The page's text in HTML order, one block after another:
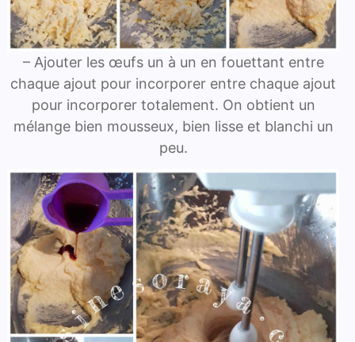
– Ajouter les œufs un à un en fouettant entre
chaque ajout pour incorporer entre chaque ajout
pour incorporer totalement. On obtient un
mélange bien mousseux, bien lisse et blanchi un
peu.